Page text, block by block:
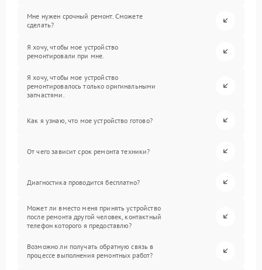
Мне нужен срочный ремонт. Сможете
сделать?
Я хочу, чтобы мое устройство
ремонтировали при мне.
Я хочу, чтобы мое устройство
ремонтировалось только оригинальными
запчастями.
Как я узнаю, что мое устройство готово?
От чего зависит срок ремонта техники?
Диагностика проводится бесплатно?
Может ли вместо меня принять устройство
после ремонта другой человек, контактный
телефон которого я предоставлю?
Возможно ли получать обратную связь в
процессе выполнения ремонтных работ?